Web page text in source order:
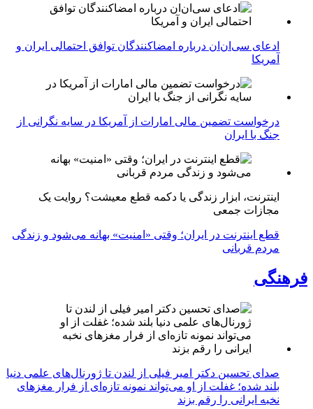
ادعای سی‌ان‌ان درباره امضاکنندگان توافق احتمالی ایران و
آمریکا
درخواست تضمین مالی امارات از آمریکا در سایه نگرانی از
جنگ با ایران
اینترنت، ابزار زندگی یا دکمه قطع معیشت؟ روایت یک
مجازات جمعی
قطع اینترنت در ایران؛ وقتی «امنیت» بهانه می‌شود و زندگی
مردم قربانی
فرهنگی
صدای تحسین دکتر امیر فیلی از لندن تا ژورنال‌های علمی دنیا
بلند شده؛ غفلت از او می‌تواند نمونه تازه‌ای از فرار مغزهای
نخبه ایرانی را رقم بزند